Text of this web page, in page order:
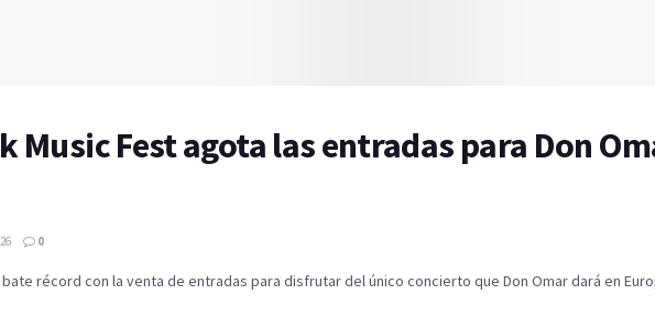
Music Fest agota las entradas para Don
0
récord con la venta de entradas para disfrutar del único concierto que Don Omar dará en